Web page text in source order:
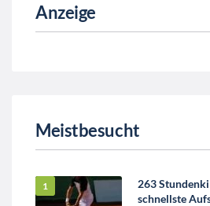
Anzeige
Meistbesucht
263
schnellste